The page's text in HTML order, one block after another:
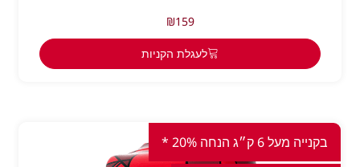
₪159
לעגלת הקניות
בקנייה מעל 6 ק״ג הנחה 20% *